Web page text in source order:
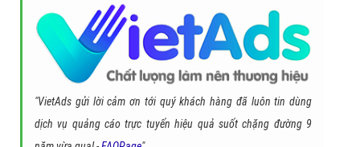
"VietAds gửi lời cảm ơn tới quý khách hàng đã luôn tin dùng
dịch vụ quảng cáo trực tuyến hiệu quả suốt chặng đường 9